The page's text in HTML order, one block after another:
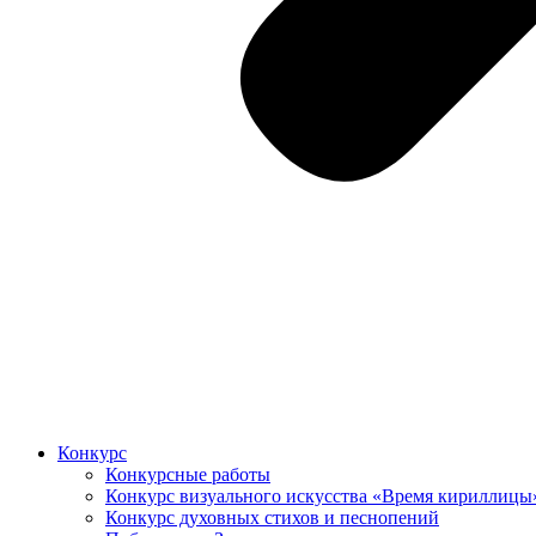
Конкурс
Конкурсные работы
Конкурс визуального искусства «Время
Конкурс духовных стихов и песнопений